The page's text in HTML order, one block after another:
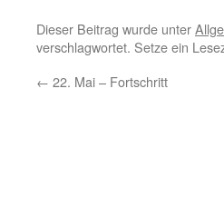
Dieser Beitrag wurde unter
verschlagwortet. Setze ein
← 22. Mai – Fortschritt